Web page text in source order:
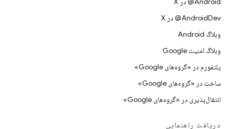
‫‎@AndroidDev در X
وبلاگ Android
وبلاگ امنیت Google
پلتفورم در «گروه‌های Google»
ساخت در «گروه‌های Google»
انتقال‌پذیری در «گروه‌های Google»
دریافت راهنمایی